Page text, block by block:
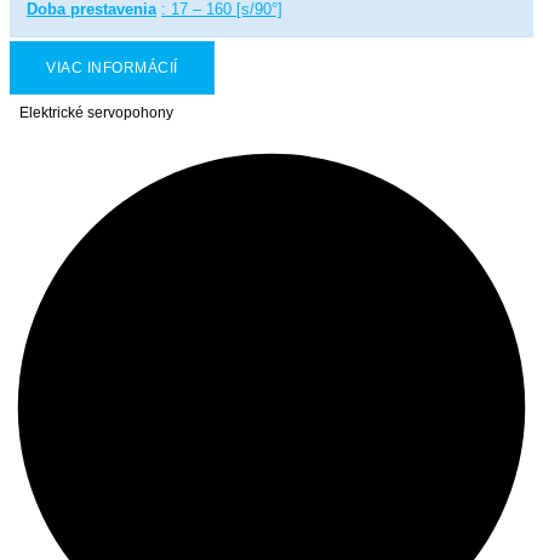
Doba prestavenia : 17 – 160 [s/90°]
VIAC INFORMÁCIÍ
Elektrické servopohony